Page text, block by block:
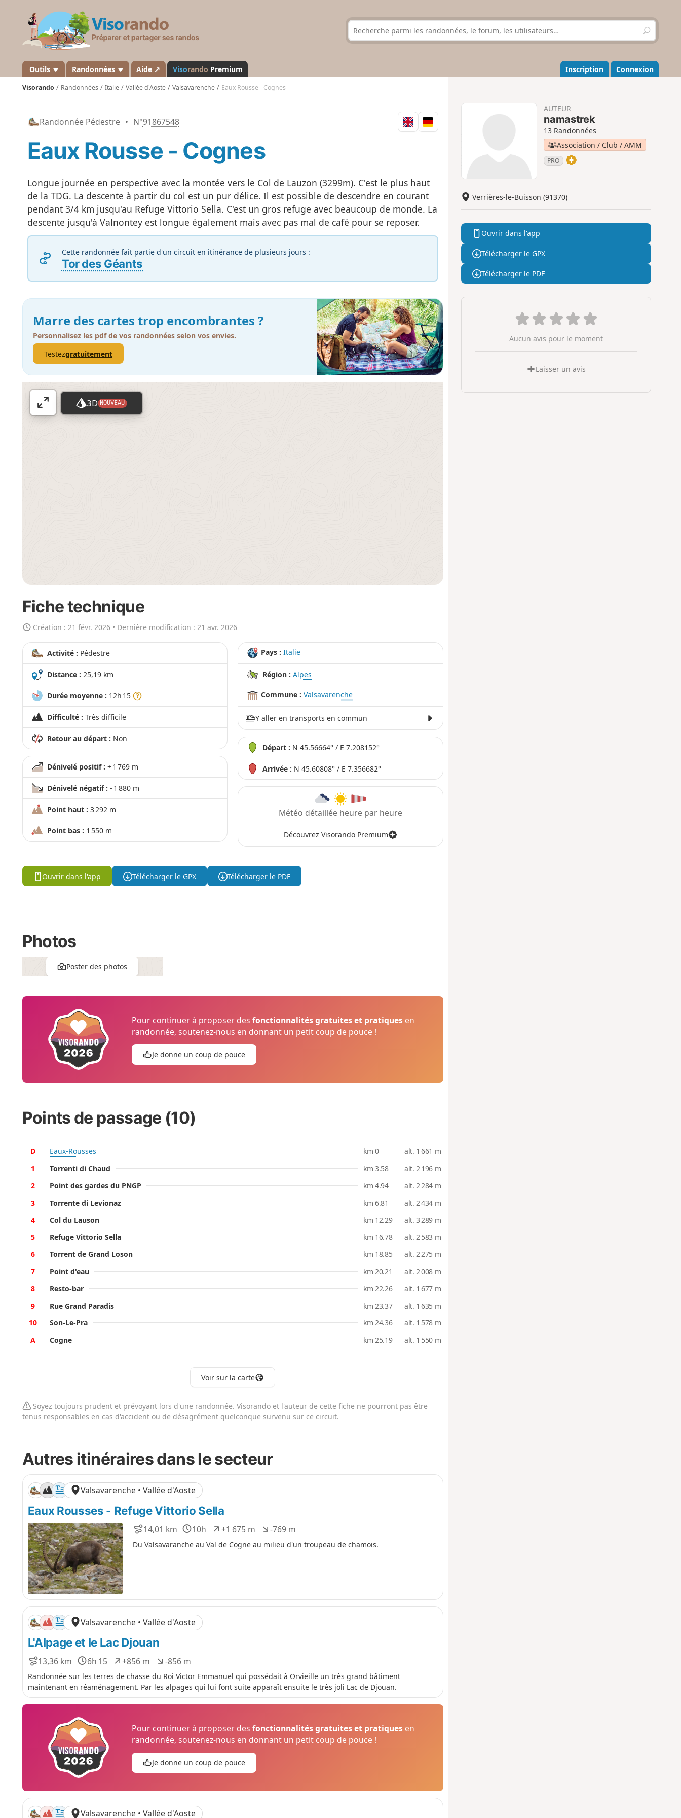
s
a
n
d
o
R
e
h
e
r
Outils Randonnées Aide ↗ Visorando Premium Inscription Connexion
Visorando Randonnées Italie Vallée d'Aoste Valsavarenche Eaux Rousse - Cognes
Randonnée Pédestre • N°91867548
Eaux Rousse - Cognes
Longue journée en perspective avec la montée vers le Col de Lauzon (3299m). C'est le plus haut
de la TDG. La descente à partir du col est un pur délice. Il est possible de descendre en courant
pendant 3/4 km jusqu'au Refuge Vittorio Sella. C'est un gros refuge avec beaucoup de monde. La
descente jusqu'à Valnontey est longue également mais avec pas mal de café pour se reposer.
Cette randonnée fait partie d'un circuit en itinérance de plusieurs jours :
Tor des Géants
Marre des cartes trop encombrantes ?
Personnalisez les pdf de vos randonnées selon vos envies.
Testezgratuitement
A
ff
e
n
g
r
d
3D NOUVEAU
Fiche technique
Création :21 févr. 2026 • Dernière modification :21 avr. 2026
Activité : Pédestre
Distance : 25,19 km
Durée moyenne : 12h 15
Difficulté : Très difficile
Retour au départ : Non
Dénivelé positif : + 1 769 m
Dénivelé négatif : - 1 880 m
Point haut : 3 292 m
Point bas : 1 550 m
Pays : Italie
Région : Alpes
Commune : Valsavarenche
Y aller en transports en commun
Départ : N 45.56664° / E 7.208152°
Arrivée : N 45.60808° / E 7.356682°
Météo détaillée heure par heure
Découvrez Visorando Premium
Ouvrir dans l'app Télécharger le GPX Télécharger le PDF
Photos
Poster des photos
Pour continuer à proposer desfonctionnalités gratuites et pratiques en
randonnée, soutenez-nous en donnant un petit coup de pouce !
Je donne un coup de pouce
Points de passage (10)
D Eaux-Rousses km 0
alt. 1 661 m
1
Torrenti di Chaud km 3.58
alt. 2 196 m
2
Point des gardes du PNGP km 4.94
alt. 2 284 m
3
Torrente di Levionaz km 6.81
alt. 2 434 m
4
Col du Lauson km 12.29
alt. 3 289 m
5
Refuge Vittorio Sella km 16.78
alt. 2 583 m
6
Torrent de Grand Loson km 18.85
alt. 2 275 m
7
Point d'eau km 20.21
alt. 2 008 m
8
Resto-bar km 22.26
alt. 1 677 m
9
Rue Grand Paradis km 23.37
alt. 1 635 m
10
Son-Le-Pra km 24.36
alt. 1 578 m
A
Cogne km 25.19 alt. 1 550 m
Voir sur la carte
Soyez toujours prudent et prévoyant lors d'une randonnée. Visorando et l'auteur de cette fiche ne pourront pas être
tenus responsables en cas d'accident ou de désagrément quelconque survenu sur ce circuit.
Autres itinéraires dans le secteur
Valsavarenche • Vallée d'Aoste
Eaux Rousses - Refuge Vittorio Sella
14,01 km
D
i
e
10h
D
u
+1 675 m
D
é
é
f
-769 m
D
é
é
f
Du Valsavaranche au Val de Cogne au milieu d'un troupeau de chamois.
Valsavarenche • Vallée d'Aoste
L'Alpage et le Lac Djouan
13,36 km
D
i
s
t
a
6h 15
D
u
r
é
e
+856 m
D
é
n
i
v
i
f
-856 m
D
é
n
i
v
l
é
n
g
i
f
Randonnée sur les terres de chasse du Roi Victor Emmanuel qui possédait à Orvieille un très grand bâtiment
maintenant en réaménagement. Par les alpages qui lui font suite apparaît ensuite le très joli Lac de Djouan.
Pour continuer à proposer desfonctionnalités gratuites et pratiques en
randonnée, soutenez-nous en donnant un petit coup de pouce !
Je donne un coup de pouce
Valsavarenche • Vallée d'Aoste
AUTEUR
namastrek
13 Randonnées
Association / Club / AMM
PRO
Verrières-le-Buisson (91370)
Ouvrir dans l'app
Télécharger le GPX
Télécharger le PDF
Aucun avis pour le moment
Laisser un avis